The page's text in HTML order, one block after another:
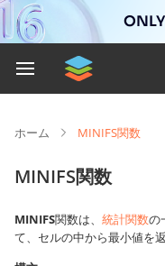
ホーム MINIFS関数
MINIFS関数
MINIFS関数は、 統計関数の
て、セルの中から最小値を